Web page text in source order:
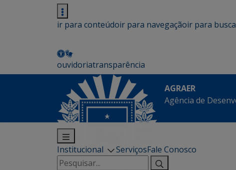
ir para conteúdoir para navegaçãoir para busca
ouvidoriatransparência
AGRAER
Agência de
Institucional ServiçosFale Conosco
Pesquisar